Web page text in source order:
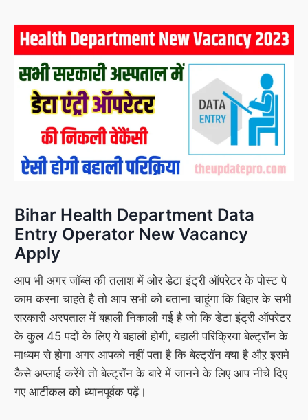
Bihar Health Department Data
Entry Operator New Vacancy
Apply
आप भी अगर जॉब्स की तलाश में ओर डेटा इंट्री ऑपरेटर के पोस्ट पे
काम करना चाहते है तो आप सभी को बताना चाहूंगा कि बिहार के सभी
सरकारी अस्पताल में बहाली निकाली गई है जो कि डेटा इंट्री ऑपरेटर
के कुल 45 पदों के लिए ये बहाली होगी, बहाली परिक्रिया बेल्ट्रॉन के
माध्यम से होगा अगर आपको नहीं पता है कि बेल्ट्रॉन क्या है औऱ इसमे
कैसे अप्लाई करेंगे तो बेल्ट्रॉन के बारे में जानने के लिए आप नीचे दिए
गए आर्टीकल को ध्यानपूर्वक पढ़ें।